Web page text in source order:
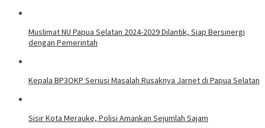
Muslimat NU Papua Selatan 2024-2029 Dilantik, Siap Bersinergi
dengan Pemerintah
Kepala BP3OKP Seriusi Masalah Rusaknya Jarnet di Papua Selatan
Sisir Kota Merauke, Polisi Amankan Sejumlah Sajam